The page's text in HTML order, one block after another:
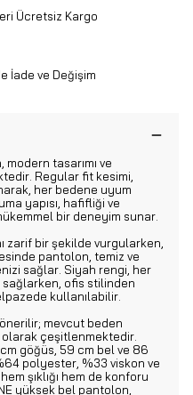
Ücretsiz Kargo
İade ve Değişim
tasarımı ve
Regular fit kesimi,
her bedene uyum
yapısı, hafifliği ve
bir deneyim sunar.
zarif bir şekilde vurgularken,
pantolon, temiz ve
sağlar. Siyah rengi, her
ofis stilinden
kullanılabilir.
mevcut beden
çeşitlenmektedir.
göğüs, 59 cm bel ve 86
polyester, %33 viskon ve
şıklığı hem de konforu
yüksek bel pantolon,